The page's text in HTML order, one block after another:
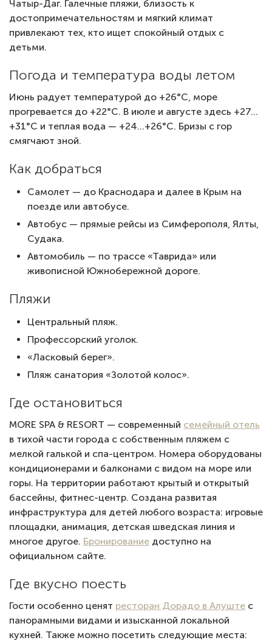
Чатыр-Даг. Галечные пляжи, близость к
достопримечательностям и мягкий климат
привлекают тех, кто ищет спокойный отдых с
детьми.
Погода и температура воды летом
Июнь радует температурой до +26°C, море
прогревается до +22°C. В июле и августе здесь +27…
+31°C и теплая вода — +24…+26°C. Бризы с гор
смягчают зной.
Как добраться
Самолет — до Краснодара и далее в Крым на
поезде или автобусе.
Автобус — прямые рейсы из Симферополя, Ялты,
Судака.
Автомобиль — по трассе «Таврида» или
живописной Южнобережной дороге.
Пляжи
Центральный пляж.
Профессорский уголок.
«Ласковый берег».
Пляж санатория «Золотой колос».
Где остановиться
MORE SPA & RESORT — современный семейный отель
в тихой части города с собственным пляжем с
мелкой галькой и спа-центром. Номера оборудованы
кондиционерами и балконами с видом на море или
горы. На территории работают крытый и открытый
бассейны, фитнес-центр. Создана развитая
инфраструктура для детей любого возраста: игровые
площадки, анимация, детская шведская линия и
многое другое. Бронирование доступно на
официальном сайте.
Где вкусно поесть
Гости особенно ценят ресторан Дорадо в Алуште с
панорамными видами и изысканной локальной
кухней. Также можно посетить следующие места: